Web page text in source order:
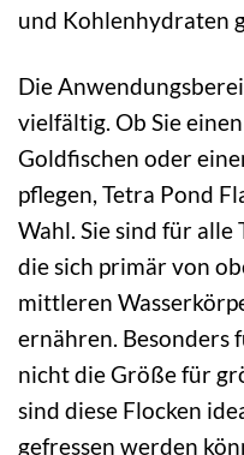
und Kohlenhydraten
Die
vielfältig. Ob Sie
Goldfischen oder
pflegen, Tetra Pond
Wahl. Sie sind für
die sich primär von
mittleren
ernähren. Besonders
nicht die Größe für
sind diese Flocken
gefressen werden